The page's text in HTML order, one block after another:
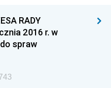
RADY
2016 r. w
spraw